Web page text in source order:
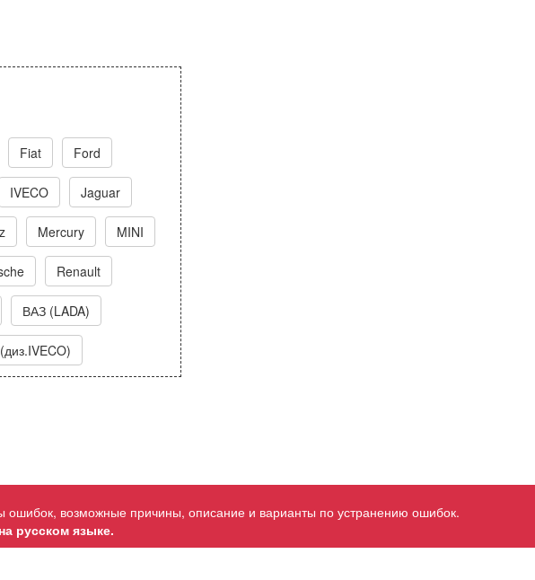
Fiat Ford
IVECO Jaguar
Mercury MINI
Renault
ВАЗ (LADA)
возможные причины, описание и варианты по устранению ошибок.
русском языке.